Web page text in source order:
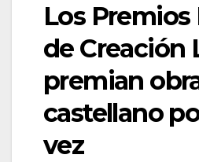
Los Premios
de Creación
premian
castellano
vez